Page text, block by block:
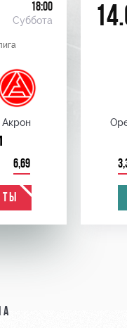
18:00
Суббота
Акрон
6,69